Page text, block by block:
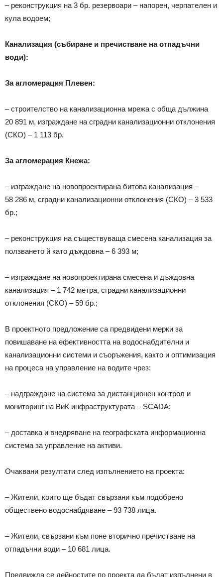
– реконструкция на 3 бр. резервоари – напорен, черпателен и
кула водоем;
Канализация (събиране и пречистване на отпадъчни
води):
За агломерация Плевен:
– строителство на канализационна мрежа с обща дължина
20 891 м, изграждане на сградни канализационни отклонения
(СКО) – 1 113 бр.
За агломерация Кнежа:
– изграждане на новопроектирана битова канализация –
58 286 м, сградни канализационни отклонения (СКО) – 3 533
бр.;
– реконструкция на съществуваща смесена канализация за
ползването й като дъждовна – 6 393 м;
– изграждане на новопроектирана смесена и дъждовна
канализация – 1 742 метра, сградни канализационни
отклонения (СКО) – 59 бр.;
В проектното предложение са предвидени мерки за
повишаване на ефективността на водоснабдителни и
канализационни системи и съоръжения, както и оптимизация
на процеса на управление на водите чрез:
– надграждане на система за дистанционен контрол и
мониторинг на ВиК инфраструктурата – SCADA;
– доставка и внедряване на географската информационна
система за управление на активи.
Очаквани резултати след изпълнението на проекта:
– Жители, които ще бъдат свързани към подобрено
обществено водоснабдяване – 93 738 лица.
– Жители, свързани към поне вторично пречистване на
отпадъчни води – 10 681 лица.
Предвижда се дейностите по проекта да бъдат изпълнени в